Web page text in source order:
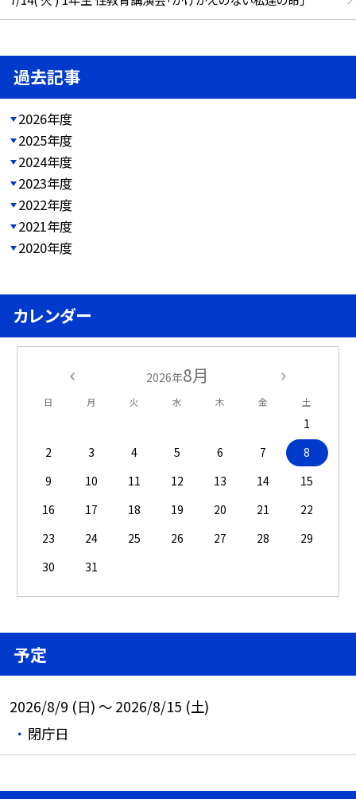
過去記事
2026年度
2025年度
2024年度
2023年度
2022年度
2021年度
2020年度
カレンダー
2026年8月
日 月 火 水 木 金 土
1
2
3 4 5 6 7
8
9
10 11 12 13 14
15
16
17 18 19 20 21
22
23
24 25 26 27 28
29
30
31
予定
2026/8/9 (日) ～ 2026/8/15 (土)
閉庁日